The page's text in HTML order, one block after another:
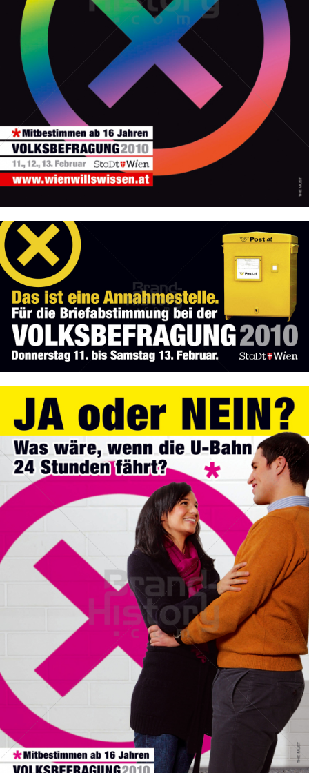
Stadt Wien STADT WIEN PID
Bild-ID: 50199
Stadt Wien STADT WIEN PID 2010
Bild-ID: 50200
Stadt Wien STADT WIEN PID 2010